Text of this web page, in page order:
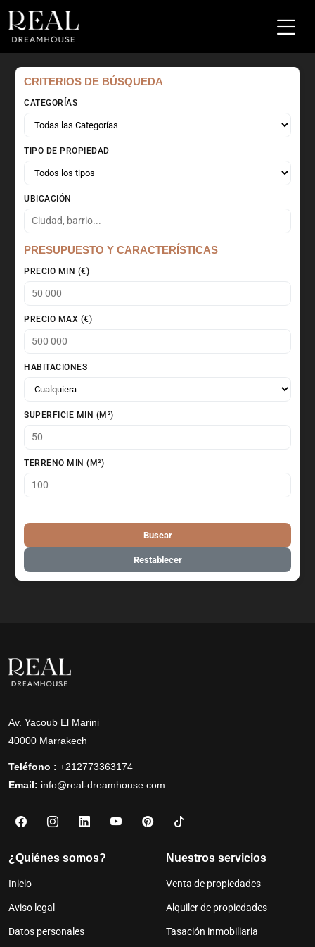
CRITERIOS DE BÚSQUEDA
CATEGORÍAS
TIPO DE PROPIEDAD
UBICACIÓN
PRESUPUESTO Y CARACTERÍSTICAS
PRECIO MIN (€)
PRECIO MAX (€)
HABITACIONES
SUPERFICIE MIN (M²)
TERRENO MIN (M²)
Av. Yacoub El Marini
40000 Marrakech
Teléfono : +212773363174
Email: info@real-dreamhouse.com
¿Quiénes somos?
Inicio
Aviso legal
Datos personales
Nuestros servicios
Venta de propiedades
Alquiler de propiedades
Tasación inmobiliaria